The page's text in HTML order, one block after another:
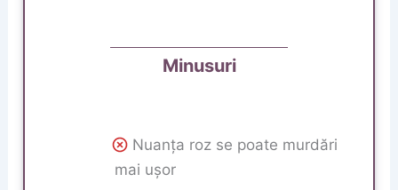
Minusuri
Nuanța roz se poate murdări
mai ușor